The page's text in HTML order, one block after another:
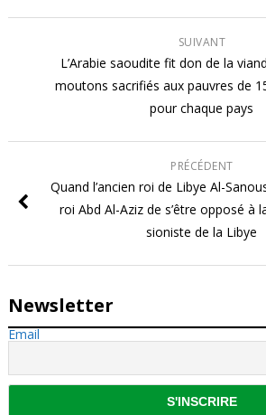
SUIVANT
L’Arabie saoudite fit don de la
moutons sacrifiés aux pauvres de
pour chaque pays
PRÉCÉDENT
Quand l’ancien roi de Libye Al-
roi Abd Al-Aziz de s’être opposé à
sioniste de la Libye
Newsletter
Email